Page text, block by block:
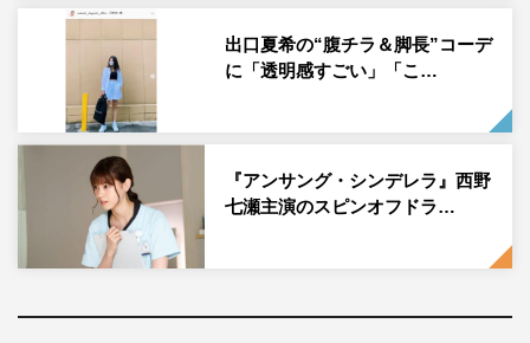
「ブラウス可愛い 秋コーデだ～」「夏希ちゃん可愛い天
使です」「可愛いですね。笑顔最高ですね。」などのコメ
ントが寄せられている。
出口夏希公式Instagram：
https://www.instagram.com/natsuki__deguchi__official/
出口夏希の“腹チラ＆脚長”コーデ
に「透明感すごい」「こ…
『アンサング・シンデレラ』西野
七瀬主演のスピンオフドラ…